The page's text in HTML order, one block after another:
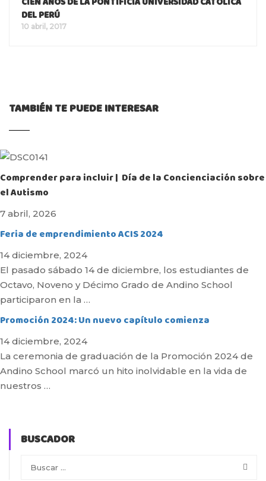
DEL PERÚ
10 abril, 2017
TAMBIÉN TE PUEDE INTERESAR
Comprender para incluir | Día de la Concienciación sobre
el Autismo
7 abril, 2026
Feria de emprendimiento ACIS 2024
14 diciembre, 2024
El pasado sábado 14 de diciembre, los estudiantes de
Octavo, Noveno y Décimo Grado de Andino School
participaron en la …
Promoción 2024: Un nuevo capítulo comienza
14 diciembre, 2024
La ceremonia de graduación de la Promoción 2024 de
Andino School marcó un hito inolvidable en la vida de
nuestros …
BUSCADOR